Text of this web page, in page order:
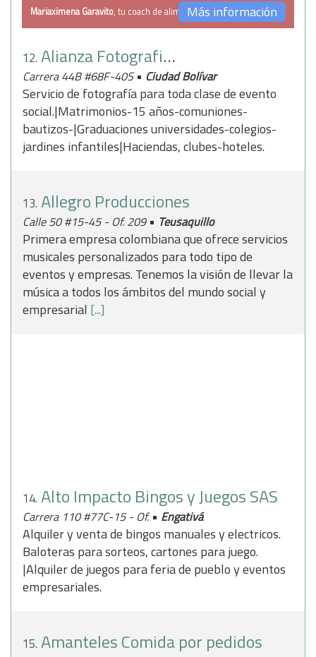
Mariaximena Garavito, tu coach de alimentaciónMás información
12. Alianza Fotografia y Video
Carrera 44B #68F-40S• Ciudad Bolívar
Servicio de fotografía para toda clase de evento
social.|Matrimonios-15 años-comuniones-
bautizos-|Graduaciones universidades-colegios-
jardines infantiles|Haciendas, clubes-hoteles.
13. Allegro Producciones
Calle 50 #15-45 - Of. 209 • Teusaquillo
Primera empresa colombiana que ofrece servicios
musicales personalizados para todo tipo de
eventos y empresas. Tenemos la visión de llevar la
música a todos los ámbitos del mundo social y
empresarial [...]
14. Alto Impacto Bingos y Juegos SAS
Carrera 110 #77C-15 - Of. • Engativá
Alquiler y venta de bingos manuales y electricos.
Baloteras para sorteos, cartones para juego.
|Alquiler de juegos para feria de pueblo y eventos
empresariales.
15. Amanteles Comida por pedidos